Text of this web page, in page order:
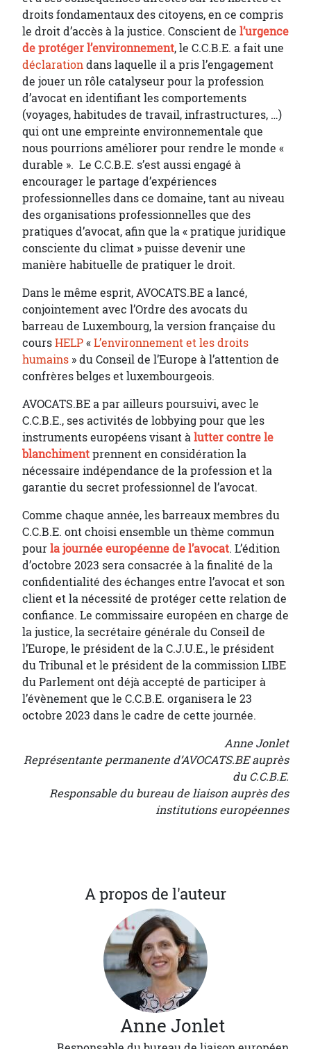
droits fondamentaux des citoyens, en ce compris
le droit d’accès à la justice. Conscient de l’urgence
de protéger l’environnement, le C.C.B.E. a fait une
déclarationdans laquelle il a pris l’engagement
de jouer un rôle catalyseur pour la profession
d’avocat en identifiant les comportements
(voyages, habitudes de travail, infrastructures, …)
qui ont une empreinte environnementale que
nous pourrions améliorer pour rendre le monde «
durable ». Le C.C.B.E. s’est aussi engagé à
encourager le partage d’expériences
professionnelles dans ce domaine, tant au niveau
des organisations professionnelles que des
pratiques d’avocat, afin que la « pratique juridique
consciente du climat » puisse devenir une
manière habituelle de pratiquer le droit.
Dans le même esprit, AVOCATS.BE a lancé,
conjointement avec l’Ordre des avocats du
barreau de Luxembourg, la version française du
coursHELP«L’environnement et les droits
humains » du Conseil de l’Europe à l’attention de
confrères belges et luxembourgeois.
AVOCATS.BE a par ailleurs poursuivi, avec le
C.C.B.E., ses activités de lobbying pour que les
instruments européens visant àlutter contre le
blanchimentprennent en considération la
nécessaire indépendance de la profession et la
garantie du secret professionnel de l’avocat.
Comme chaque année, les barreaux membres du
C.C.B.E. ont choisi ensemble un thème commun
pourla journée européenne de l’avocat. L’édition
d’octobre 2023 sera consacrée à la finalité de la
confidentialité des échanges entre l’avocat et son
client et la nécessité de protéger cette relation de
confiance. Le commissaire européen en charge de
la justice, la secrétaire générale du Conseil de
l’Europe, le président de la C.J.U.E., le président
du Tribunal et le président de la commission LIBE
du Parlement ont déjà accepté de participer à
l’évènement que le C.C.B.E. organisera le 23
octobre 2023 dans le cadre de cette journée.
Anne Jonlet
Représentante permanente d’AVOCATS.BE auprès
du C.C.B.E.
Responsable du bureau de liaison auprès des
institutions européennes
A propos de l'auteur
Anne Jonlet